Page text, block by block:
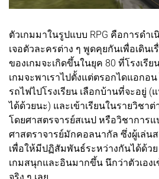
ตัวเกมมาในรูปแบบ RPG คือการดำเ
เจอตัวละครต่าง ๆ พูดคุยกันเพื่อเดินเ
ของเกมจะเกิดขึ้นในยุค 80 ที่โรงเรี
เกมจะพาเราไปตั้งแต่ตรอกไดแอกอ
รถไฟไปโรงเรียน เลือกบ้านที่จะอยู่ (
ได้ด้วยนะ) และเข้าเรียนในรายวิชาต่
โดยศาสตรจารย์สเนป หรือวิชาการ
ศาสตราจารย์มักคอลนากัล ซึ่งผู้เล่น
เพื่อให้มีปฏิสัมพันธ์ระหว่างกันได้ด้ว
เกมสนุกและอินมากขึ้น นึกว่าตัวเอง
จริง ๆ เลย